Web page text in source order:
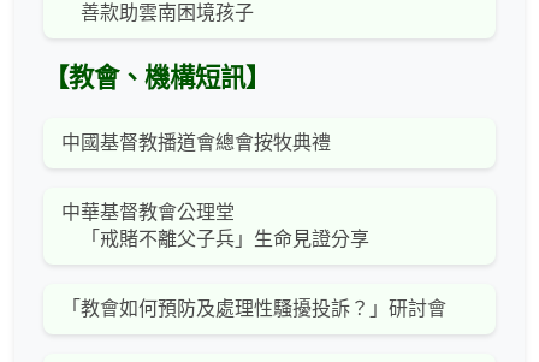
善款助雲南困境孩子
【教會、機構短訊】
中國基督教播道會總會按牧典禮
中華基督教會公理堂
「戒賭不離父子兵」生命見證分享
「教會如何預防及處理性騷擾投訴？」研討會